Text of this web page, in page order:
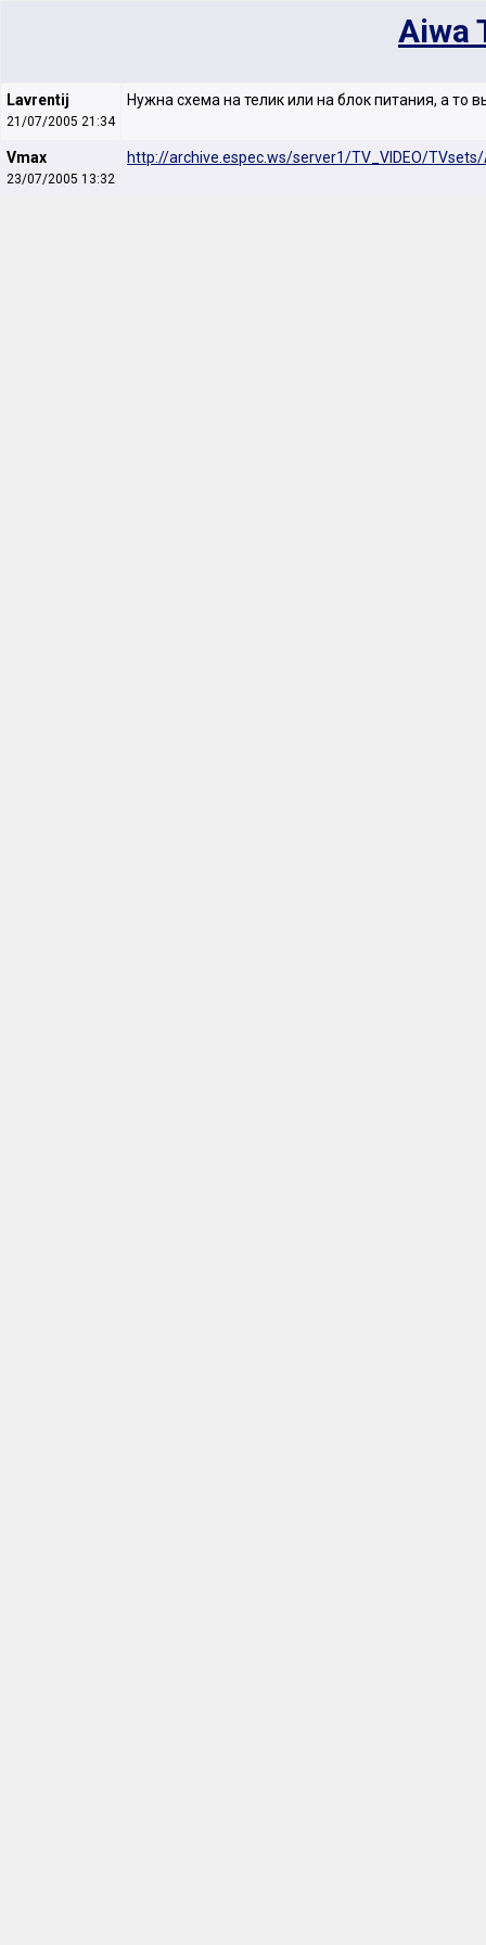
Aiwa
Lavrentij
21/07/2005 21:34
Нужна схема на телик или на блок питания, а то
Vmax
23/07/2005 13:32
http://archive.espec.ws/server1/TV_VIDEO/